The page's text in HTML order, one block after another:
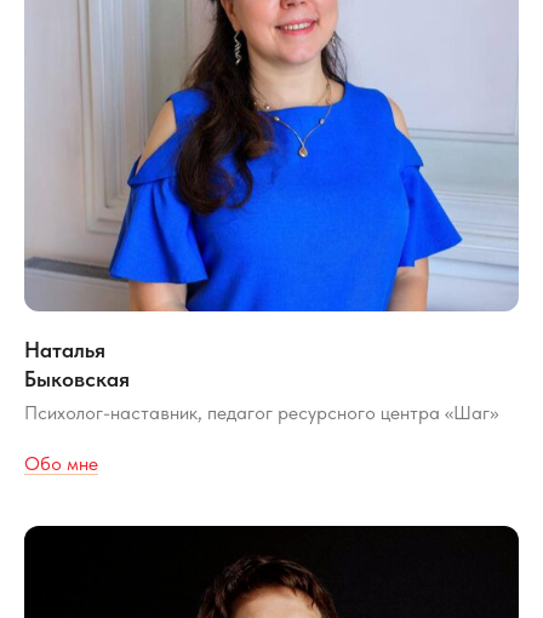
Наталья
Быковская
Психолог-наставник, педагог ресурсного центра «Шаг»
Обо мне